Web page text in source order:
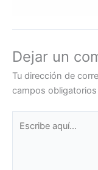
Dejar un
Tu dirección de
campos
aquí...